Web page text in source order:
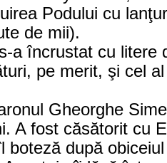
Podului cu
de mii).
a încrustat cu litere
pe merit, şi cel
Gheorghe
A fost căsătorit cu
boteză după